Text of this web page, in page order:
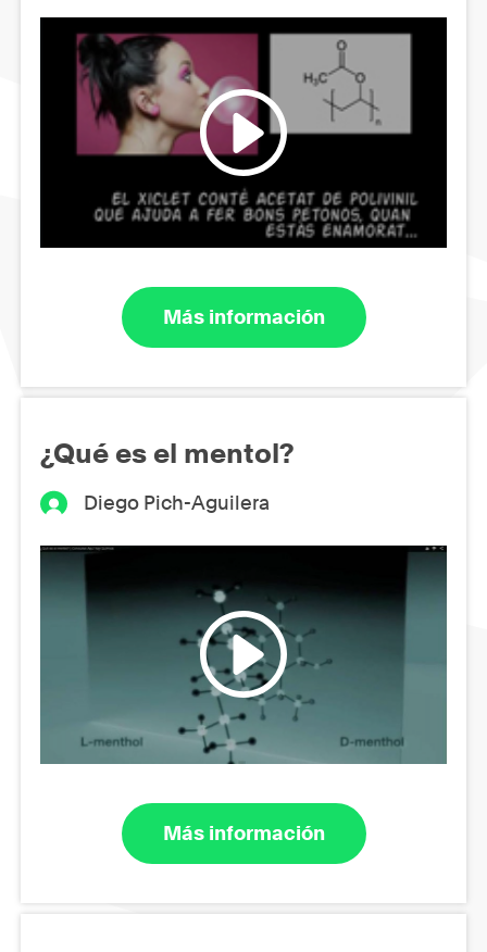
Más información
¿Qué es el mentol?
Diego Pich-Aguilera
Más información